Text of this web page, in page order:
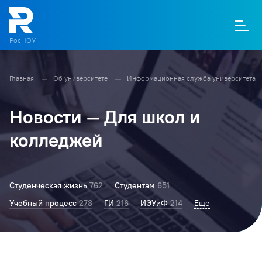
О П Д Т М К
РосНОУ
Главная Об университете Информационная служба университета
Новости — Для школ и
колледжей
Студенческая жизнь 762 Студентам 651
Учебный процесс 278 ГИ 216 ИЭУиФ 214
Ректор РосНОУ
203
Колледж 177
Еще